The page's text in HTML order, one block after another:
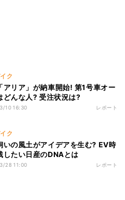
ク
アリア」が納車開始! 第1号車オー
どんな人? 受注状況は?
10 16:30 レポート
ク
いの風土がアイデアを生む? EV時
したい日産のDNAとは
28 11:00 レポート